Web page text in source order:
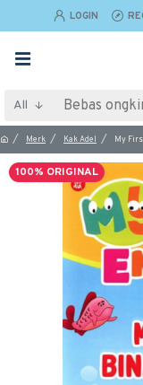
LOGIN
All
Merk Kak Adel My
100% ORIGINAL